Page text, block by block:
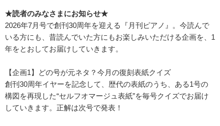
★読者のみなさまにお知らせ★
2026年7月号で創刊30周年を迎える『月刊ピアノ』。今読んで
いる方にも、昔読んでいた方にもお楽しみいただける企画を、1
年をとおしてお届けしていきます。
【企画1】どの号が元ネタ？今月の復刻表紙クイズ
創刊30周年イヤーを記念して、歴代の表紙のうち、ある1号の
構図を再現した“セルフオマージュ表紙”を毎号クイズでお届け
していきます。正解は次号で発表！